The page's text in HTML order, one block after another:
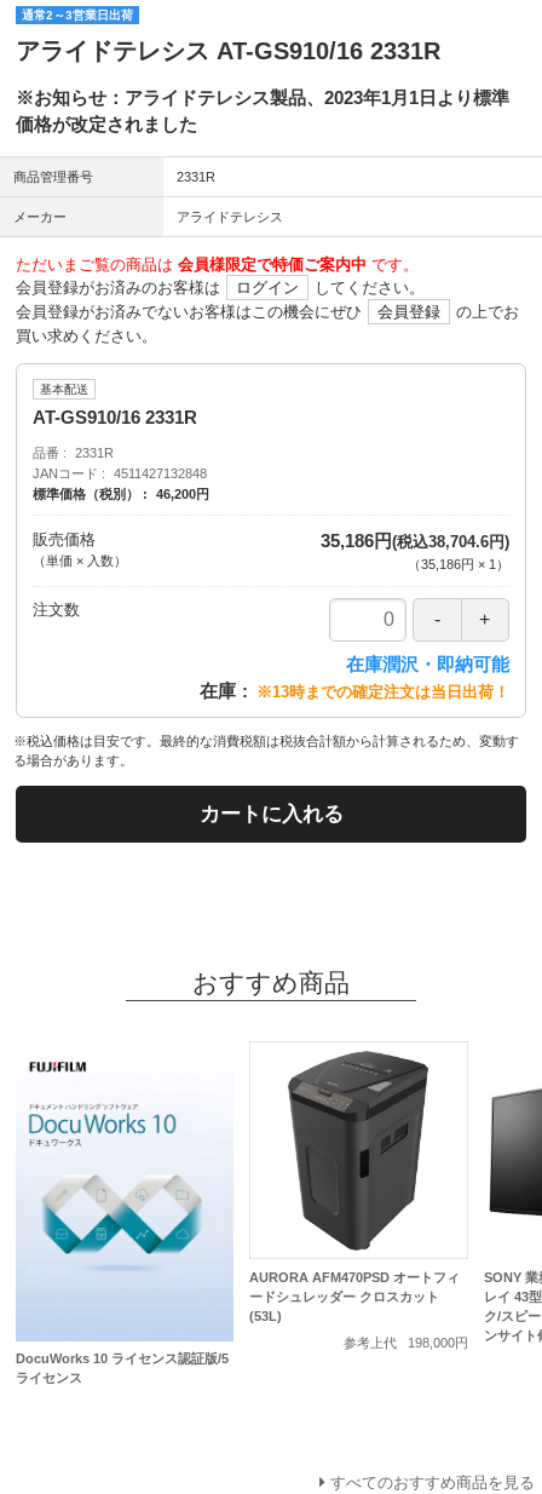
通常2～3営業日出荷
アライドテレシス AT-GS910/16 2331R
※お知らせ：アライドテレシス製品、2023年1月1日より標準
価格が改定されました
商品管理番号 2331R
メーカー アライドテレシス
ただいまご覧の商品は 会員様限定で特価ご案内中 です。
会員登録がお済みのお客様は
ログイン
してください。
会員登録がお済みでないお客様はこの機会にぜひ
会員登録
の上でお
買い求めください。
基本配送
AT-GS910/16 2331R
品番
2331R
JANコード
4511427132848
標準価格（税別）
46,200円
販売価格
（単価 × 入数）
35,186円(税込38,704.6円)
（35,186円 × 1 ）
注文数
在庫
在庫潤沢・即納可能
※13時までの確定注文は当日出荷！
※税込価格は目安です。最終的な消費税額は税抜合計額から計算されるため、変動す
る場合があります。
カートに入れる
おすすめ商品
DocuWorks 10 ライセンス認証版/5
ライセンス
AURORA AFM470PSD オートフィ
ードシュレッダー クロスカット
(53L)
参考上代
198,000円
SONY 業
レイ 43
ク/スピ
ンサイト
すべてのおすすめ商品を見る